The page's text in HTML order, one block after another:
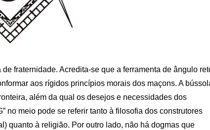
fraternidade. Acredita-se que a ferramenta de ângulo
aos rígidos princípios morais dos maçons. A
além da qual os desejos e necessidades dos
no meio pode se referir tanto à filosofia dos construtores
quanto à religião. Por outro lado, não há dogmas que